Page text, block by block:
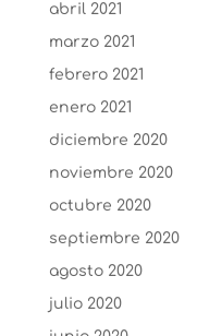
abril 2021
marzo 2021
febrero 2021
enero 2021
diciembre 2020
noviembre 2020
octubre 2020
septiembre 2020
agosto 2020
julio 2020